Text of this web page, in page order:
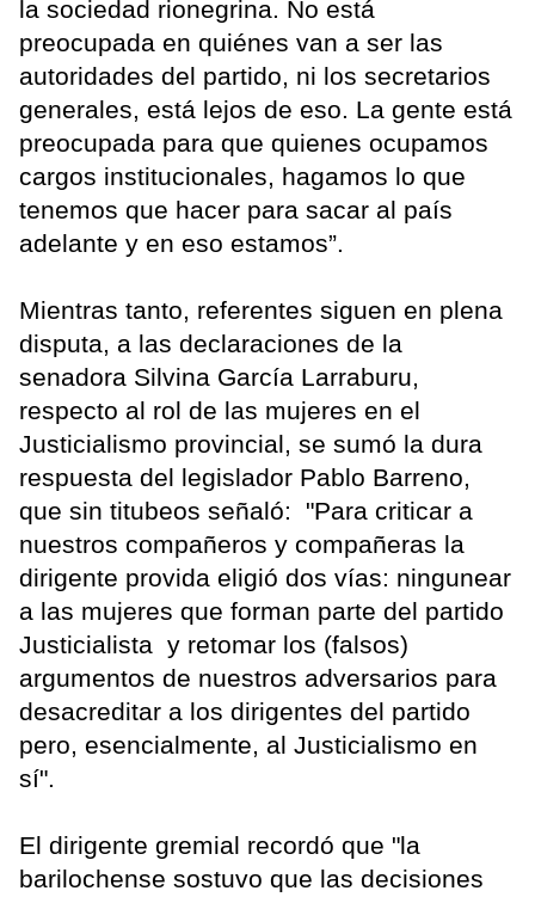
la sociedad rionegrina. No está
preocupada en quiénes van a ser las
autoridades del partido, ni los secretarios
generales, está lejos de eso. La gente está
preocupada para que quienes ocupamos
cargos institucionales, hagamos lo que
tenemos que hacer para sacar al país
adelante y en eso estamos”.
Mientras tanto, referentes siguen en plena
disputa, a las declaraciones de la
senadora Silvina García Larraburu,
respecto al rol de las mujeres en el
Justicialismo provincial, se sumó la dura
respuesta del legislador Pablo Barreno,
que sin titubeos señaló: "Para criticar a
nuestros compañeros y compañeras la
dirigente provida eligió dos vías: ningunear
a las mujeres que forman parte del partido
Justicialista y retomar los (falsos)
argumentos de nuestros adversarios para
desacreditar a los dirigentes del partido
pero, esencialmente, al Justicialismo en
sí".
El dirigente gremial recordó que "la
barilochense sostuvo que las decisiones